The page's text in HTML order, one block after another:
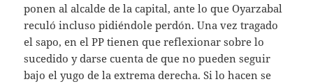
ponen al alcalde de la capital, ante lo que Oyarzabal
reculó incluso pidiéndole perdón. Una vez tragado
el sapo, en el PP tienen que reflexionar sobre lo
sucedido y darse cuenta de que no pueden seguir
bajo el yugo de la extrema derecha. Si lo hacen se